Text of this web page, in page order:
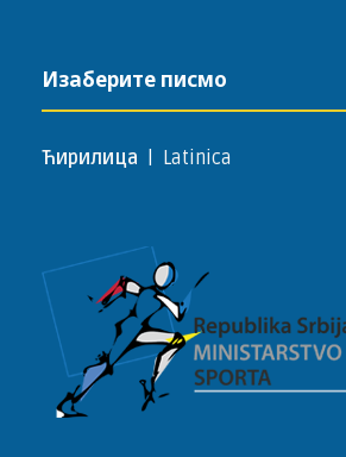
Изаберите писмо
Ћирилица Latinica